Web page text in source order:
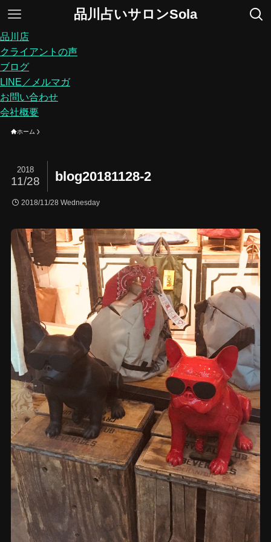
品川占いサロンSola
品川店
クライアントの声
ブログ
LINE／メルマガ
お問い合わせ
会社概要
ホーム
blog20181128-2
2018
11/28
2018/11/28 Wednesday